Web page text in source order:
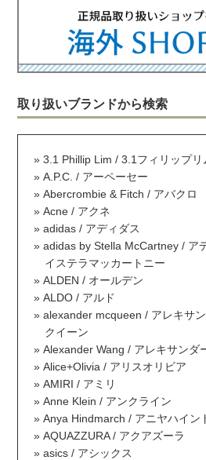
取り扱いブランドから検索
3.1 Phillip Lim / 3.1フィリップリ
A.P.C. / アーペーセー
Abercrombie & Fitch / アバクロ
Acne / アクネ
adidas / アディダス
adidas by Stella McCartney / ア
イステラマッカートニー
ALDEN / オールデン
ALDO / アルド
alexander mcqueen / アレキサ
クイーン
Alexander Wang / アレキサンダ
Alice+Olivia / アリスオリビア
AMIRI / アミリ
Anne Klein / アンクライン
Anya Hindmarch / アニヤハイン
AQUAZZURA / アクアズーラ
asics / アシックス